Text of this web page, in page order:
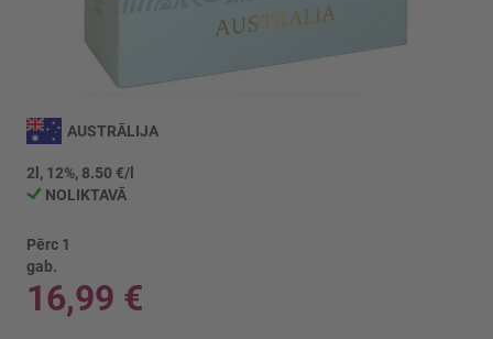
uz
galerijas
sākumu
AUSTRĀLIJA
2l, 12%, 8.50 €/l
NOLIKTAVĀ
Pērc 1
gab.
16,99 €